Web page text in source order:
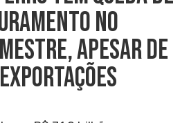
NO
APESAR DE